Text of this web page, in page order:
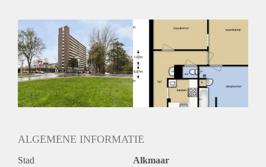
Huisdieren toegestaan: Afhankelijk van de Eigenaar
Huurtoeslag grens: Ja
Geschikt voor studenten: Afhankelijk van de Eigenaar
ALGEMENE INFORMATIE
Stad Alkmaar